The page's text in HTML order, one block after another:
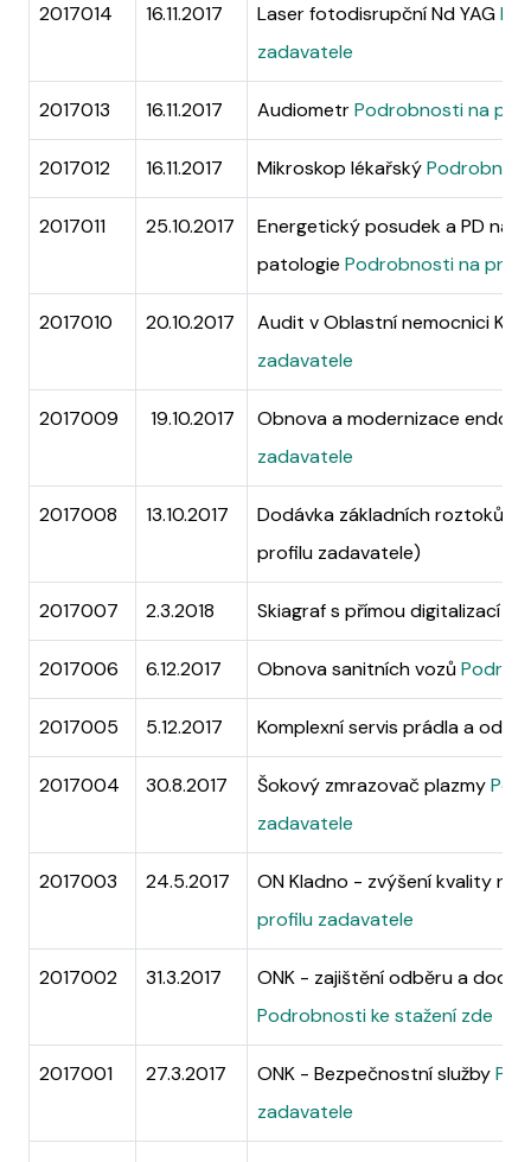
2017014 16.11.2017 Laser fotodisrupční Nd YAG
zadavatele
2017013 16.11.2017 AudiometrPodrobnosti na
2017012 16.11.2017 Mikroskop lékařský
2017011 25.10.2017
Energetický posudek a PD na
patologie Podrobnosti na
2017010 20.10.2017
Audit v Oblastní nemocnici
zadavatele
2017009 19.10.2017
Obnova a modernizace
zadavatele
2017008 13.10.2017
Dodávka základních roztoků
profilu zadavatele)
2017007 2.3.2018 Skiagraf s přímou digitalizací
2017006 6.12.2017 Obnova sanitních vozů
2017005 5.12.2017 Komplexní servis prádla a
2017004 30.8.2017 Šokový zmrazovač plazmy
zadavatele
2017003 24.5.2017
ON Kladno - zvýšení kvality
profilu zadavatele
2017002 31.3.2017
ONK - zajištění odběru a
Podrobnosti ke stažení zde
2017001 27.3.2017 ONK - Bezpečnostní služby
zadavatele